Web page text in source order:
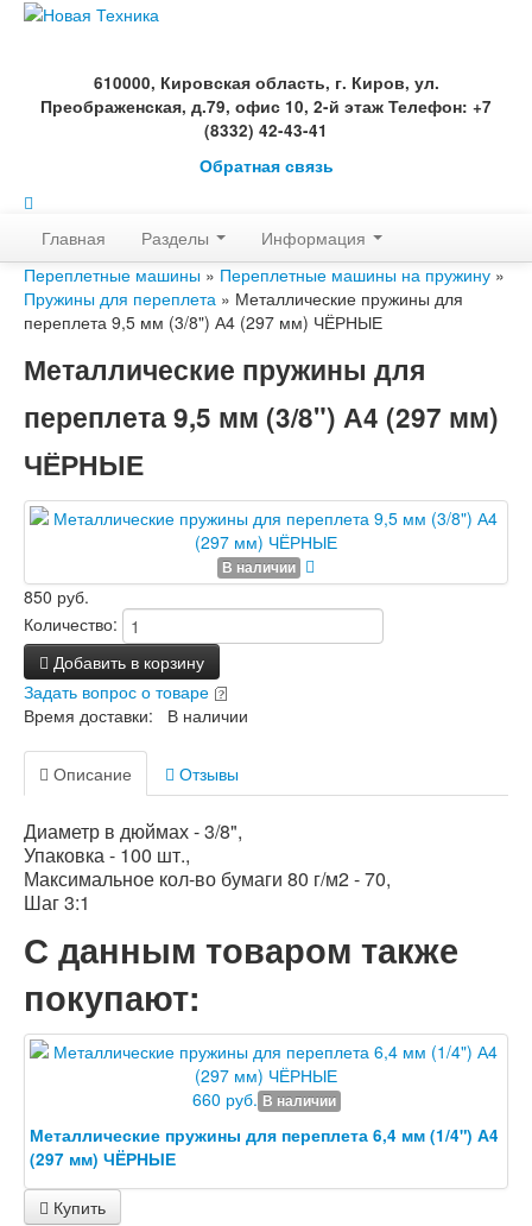
610000, Кировская область, г. Киров, ул.
Преображенская, д.79, офис 10, 2-й этаж Телефон: +7
(8332) 42-43-41
Обратная связь
Главная Разделы
Информация
Переплетные машины » Переплетные машины на пружину »
Пружины для переплета » Металлические пружины для
переплета 9,5 мм (3/8") А4 (297 мм) ЧЁРНЫЕ
Металлические пружины для
переплета 9,5 мм (3/8") А4 (297 мм)
ЧЁРНЫЕ
В наличии
850 руб.
Количество:
Добавить в корзину
Задать вопрос о товаре
Время доставки: В наличии
Описание Отзывы
Диаметр в дюймах - 3/8",
Упаковка - 100 шт.,
Максимальное кол-во бумаги 80 г/м2 - 70,
Шаг 3:1
С данным товаром также
покупают:
660 руб. В наличии
Металлические пружины для переплета 6,4 мм (1/4") А4
(297 мм) ЧЁРНЫЕ
Купить